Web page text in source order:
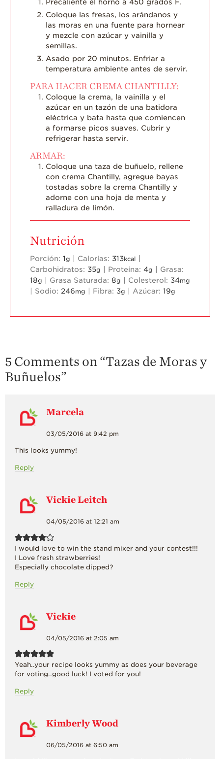
Precaliente el horno a 450 grados F.
Coloque las fresas, los arándanos y
las moras en una fuente para hornear
y mezcle con azúcar y vainilla y
semillas.
Asado por 20 minutos. Enfriar a
temperatura ambiente antes de servir.
PARA HACER CREMA CHANTILLY:
Coloque la crema, la vainilla y el
azúcar en un tazón de una batidora
eléctrica y bata hasta que comiencen
a formarse picos suaves. Cubrir y
refrigerar hasta servir.
ARMAR:
Coloque una taza de buñuelo, rellene
con crema Chantilly, agregue bayas
tostadas sobre la crema Chantilly y
adorne con una hoja de menta y
ralladura de limón.
Nutrición
Porción: 1g Calorías: 313kcal
Carbohidratos: 35g Proteína: 4g
Grasa:
18g Grasa Saturada: 8g Colesterol: 34mg
Sodio: 246mg Fibra: 3g Azúcar: 19g
5 Comments on “Tazas de Moras y
Buñuelos”
Marcela
03/05/2016 at 9:42 pm
This looks yummy!
Reply
Vickie Leitch
04/05/2016 at 12:21 am
I would love to win the stand mixer and your contest!!!
I Love fresh strawberries!
Especially chocolate dipped?
Reply
Vickie
04/05/2016 at 2:05 am
Yeah..your recipe looks yummy as does your beverage
for voting..good luck! I voted for you!
Reply
Kimberly Wood
06/05/2016 at 6:50 am